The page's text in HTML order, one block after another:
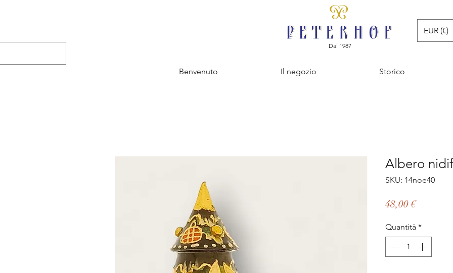
EUR (€)
Dal 1987
Benvenuto Il negozio Storico
Albero
SKU: 14noe40
48,00 €Prezzo
Quantità *